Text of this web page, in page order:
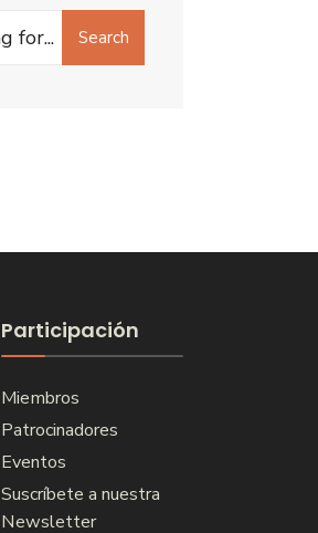
Search
Participación
Miembros
Patrocinadores
Eventos
Suscríbete a nuestra
Newsletter